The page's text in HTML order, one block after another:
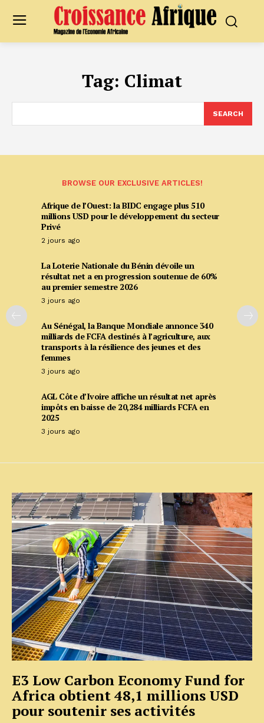
Tag: Climat
SEARCH
BROWSE OUR EXCLUSIVE ARTICLES!
Afrique de l’Ouest: la BIDC engage plus 510
millions USD pour le développement du secteur
Privé
2 jours ago
La Loterie Nationale du Bénin dévoile un
résultat net a en progression soutenue de 60%
au premier semestre 2026
3 jours ago
Au Sénégal, la Banque Mondiale annonce 340
milliards de FCFA destinés à l’agriculture, aux
transports à la résilience des jeunes et des
femmes
3 jours ago
AGL Côte d’Ivoire affiche un résultat net après
impôts en baisse de 20,284 milliards FCFA en
2025
3 jours ago
E3 Low Carbon Economy Fund for
Africa obtient 48,1 millions USD
pour soutenir ses activités